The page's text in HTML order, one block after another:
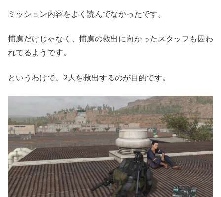
ミッション内容をよく読んでなかったです。
捕虜だけじゃなく、捕虜の救出に向かったスタッフも囚わ
れてるようです。
というわけで、2人を救出するのが目的です。